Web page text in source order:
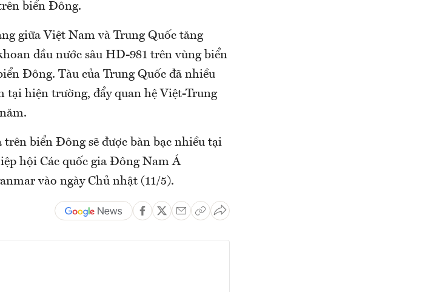
biển Đông.
giữa Việt Nam và Trung Quốc tăng
dầu nước sâu HD-981 trên vùng biển
Đông. Tàu của Trung Quốc đã nhiều
hiện trường, đẩy quan hệ Việt-Trung
trên biển Đông sẽ được bàn bạc nhiều tại
hội Các quốc gia Đông Nam Á
vào ngày Chủ nhật (11/5).